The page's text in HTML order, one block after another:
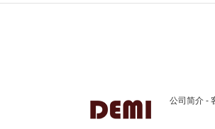
公司简介 -